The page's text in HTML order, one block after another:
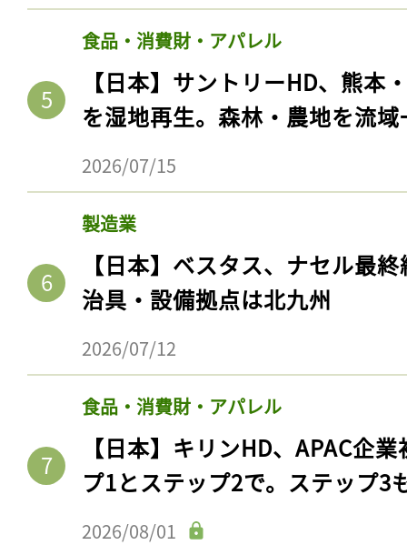
食品・消費財・アパレル
【日本】サントリーHD、熊本
を湿地再生。森林・農地を流
2026/07/15
製造業
【日本】ベスタス、ナセル最
治具・設備拠点は北九州
2026/07/12
食品・消費財・アパレル
【日本】キリンHD、APAC企
プ1とステップ2で。ステップ3
2026/08/01
記事をお気に入りに
ログインが必